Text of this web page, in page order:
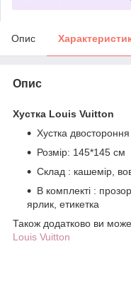
Опис
Опис
Хустка Louis Vuitton
Хустка
Розмір: 145*145 см
Склад : кашемір,
В комплекті :
ярлик, етикетка
Також додатково ви
Louis Vuitton